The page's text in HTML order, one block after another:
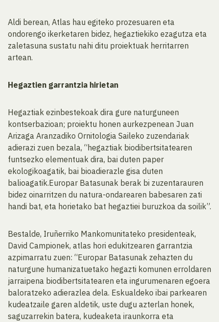
Aldi berean, Atlas hau egiteko prozesuaren eta
ondorengo ikerketaren bidez, hegaztiekiko ezagutza eta
zaletasuna sustatu nahi ditu proiektuak herritarren
artean.
Hegaztien garrantzia hirietan
Hegaztiak ezinbestekoak dira gure naturguneen
kontserbazioan; proiektu honen aurkezpenean Juan
Arizaga Aranzadiko Ornitologia Saileko zuzendariak
adierazi zuen bezala, “hegaztiak biodibertsitatearen
funtsezko elementuak dira, bai duten paper
ekologikoagatik, bai bioadierazle gisa duten
balioagatik.Europar Batasunak berak bi zuzentarauren
bidez oinarritzen du natura-ondarearen babesaren zati
handi bat, eta horietako bat hegaztiei buruzkoa da soilik”.
Bestalde, Iruñerriko Mankomunitateko presidenteak,
David Campionek, atlas hori edukitzearen garrantzia
azpimarratu zuen: “Europar Batasunak zehazten du
naturgune humanizatuetako hegazti komunen erroldaren
jarraipena biodibertsitatearen eta ingurumenaren egoera
baloratzeko adierazlea dela. Eskualdeko ibai parkearen
kudeatzaile garen aldetik, uste dugu azterlan honek,
saguzarrekin batera, kudeaketa iraunkorra eta